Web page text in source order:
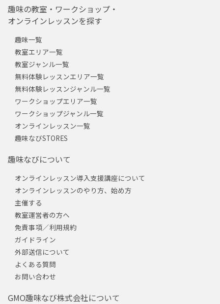
趣味の教室・ワークショップ・
オンラインレッスンを探す
趣味一覧
教室エリア一覧
教室ジャンル一覧
無料体験レッスンエリア一覧
無料体験レッスンジャンル一覧
ワークショップエリア一覧
ワークショップジャンル一覧
オンラインレッスン一覧
趣味なびSTORES
趣味なびについて
オンラインレッスン導入支援講座について
オンラインレッスンのやり方、始め方
主催する
教室運営者の方へ
免責事項／利用規約
ガイドライン
外部送信について
よくある質問
お問い合わせ
GMO趣味なび株式会社について